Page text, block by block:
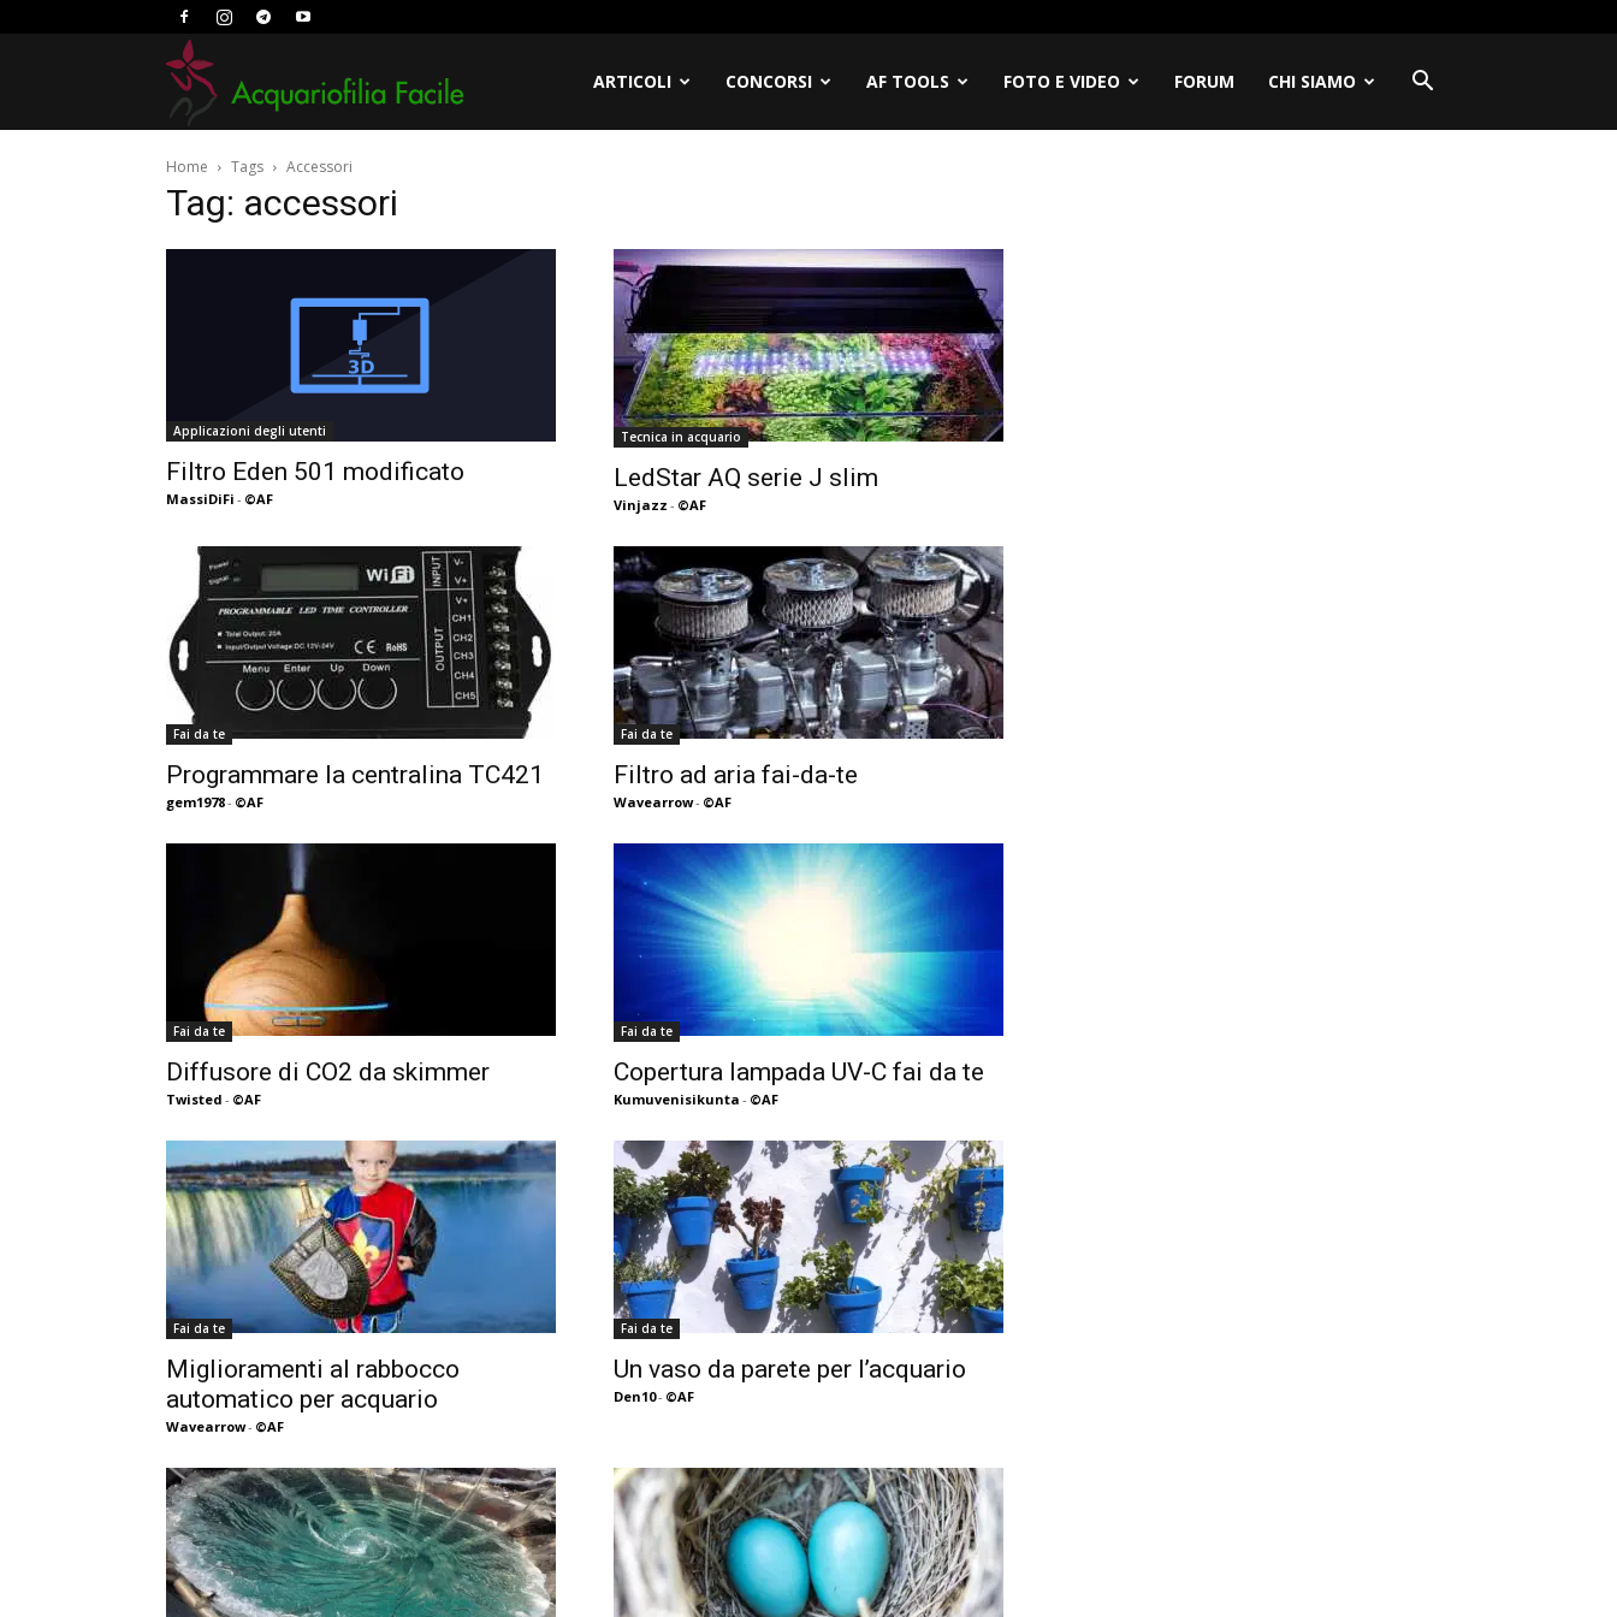
ARTICOLI CONCORSI AF TOOLS FOTO E VIDEO FORUM CHI SIAMO
Home Tags Accessori
Tag: accessori
Applicazioni degli utenti
Filtro Eden 501 modificato
MassiDiFi - ©AF
Tecnica in acquario
LedStar AQ serie J slim
Vinjazz - ©AF
Fai da te
Programmare la centralina TC421
gem1978- ©AF
Fai da te
Filtro ad aria fai-da-te
Wavearrow- ©AF
Fai da te
Diffusore di CO2 da skimmer
Twisted - ©AF
Fai da te
Copertura lampada UV-C fai da te
Kumuvenisikunta - ©AF
Fai da te
Miglioramenti al rabbocco
automatico per acquario
Wavearrow- ©AF
Fai da te
Un vaso da parete per l’acquario
Den10- ©AF